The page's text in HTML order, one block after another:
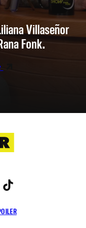
Villaseñor
Fonk.
YouTube